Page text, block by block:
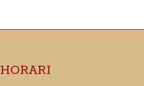
HORARI